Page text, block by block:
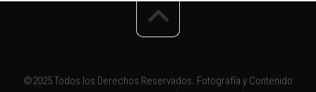
©2025 Todos los Derechos Reservados. Fotografía y Contenido